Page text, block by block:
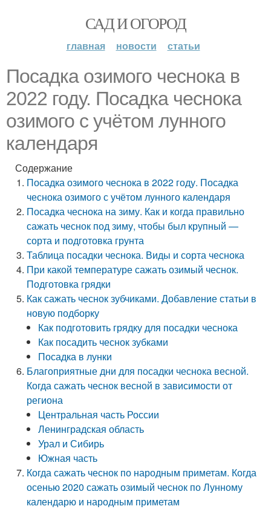
САД И ОГОРОД
главная новости статьи
Посадка озимого чеснока в
2022 году. Посадка чеснока
озимого с учётом лунного
календаря
Содержание
Посадка озимого чеснока в 2022 году. Посадка
чеснока озимого с учётом лунного календаря
Посадка чеснока на зиму. Как и когда правильно
сажать чеснок под зиму, чтобы был крупный —
сорта и подготовка грунта
Таблица посадки чеснока. Виды и сорта чеснока
При какой температуре сажать озимый чеснок.
Подготовка грядки
Как сажать чеснок зубчиками. Добавление статьи в
новую подборку
Как подготовить грядку для посадки чеснока
Как посадить чеснок зубками
Посадка в лунки
Благоприятные дни для посадки чеснока весной.
Когда сажать чеснок весной в зависимости от
региона
Центральная часть России
Ленинградская область
Урал и Сибирь
Южная часть
Когда сажать чеснок по народным приметам. Когда
осенью 2020 сажать озимый чеснок по Лунному
календарю и народным приметам